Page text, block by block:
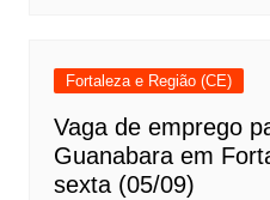
Fortaleza e Região (CE)
Vaga de emprego
Guanabara em
sexta (05/09)